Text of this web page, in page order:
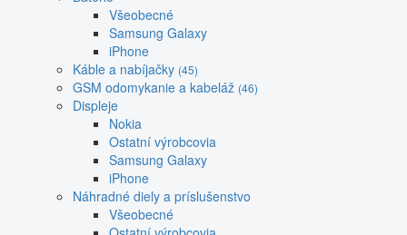
Všeobecné
Samsung Galaxy
iPhone
Káble a nabíjačky (45)
GSM odomykanie a kabeláž (46)
Displeje
Nokia
Ostatní výrobcovia
Samsung Galaxy
iPhone
Náhradné diely a príslušenstvo
Všeobecné